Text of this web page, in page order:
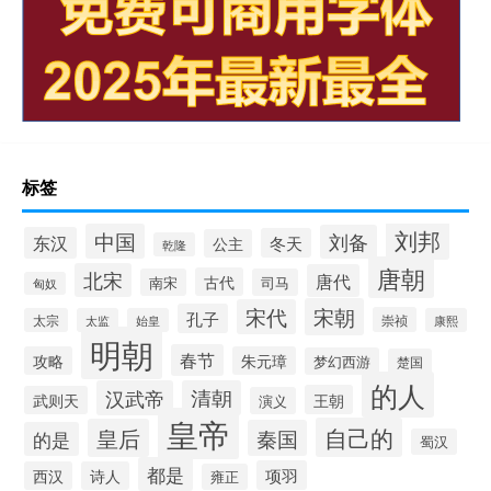
标签
东汉 中国 乾隆 公主 冬天 刘备 刘邦
匈奴 北宋 南宋 古代 司马 唐代 唐朝
太宗 太监 始皇 孔子 宋代 宋朝 崇祯 康熙
攻略 明朝 春节 朱元璋 梦幻西游 楚国
武则天 汉武帝 清朝 演义 王朝 的人
的是 皇后 皇帝 秦国 自己的 蜀汉
西汉 诗人 都是 雍正 项羽